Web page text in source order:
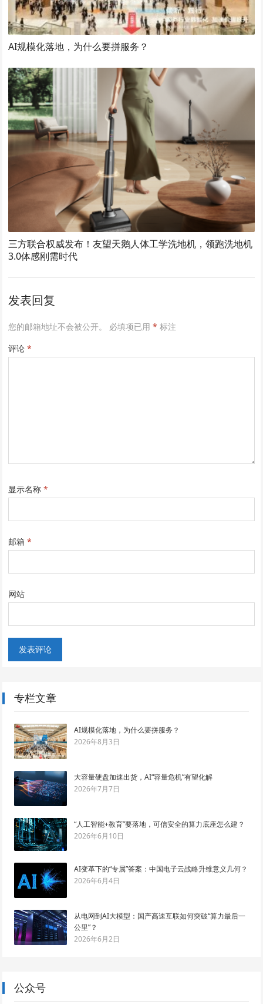
AI规模化落地，为什么要拼服务？
三方联合权威发布！友望天鹅人体工学洗地机，领跑洗地机
3.0体感刚需时代
发表回复
您的邮箱地址不会被公开。 必填项已用* 标注
评论*
显示名称*
邮箱*
网站
专栏文章
AI规模化落地，为什么要拼服务？
2026年8月3日
大容量硬盘加速出货，AI“容量危机”有望化解
2026年7月7日
“人工智能+教育”要落地，可信安全的算力底座怎么建？
2026年6月10日
AI变革下的“专属”答案：中国电子云战略升维意义几何？
2026年6月4日
从电网到AI大模型：国产高速互联如何突破“算力最后一
公里”？
2026年6月2日
公众号